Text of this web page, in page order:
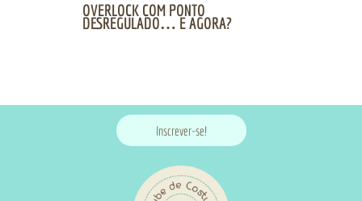
OVERLOCK COM PONTO
DESREGULADO… E AGORA?
Inscrever-se!